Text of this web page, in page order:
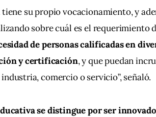
tiene su propio vocacionamiento, y
sobre cuál es el requerimiento
de personas calificadas en
y certificación, y que puedan
comercio o servicio”, señaló.
se distingue por ser